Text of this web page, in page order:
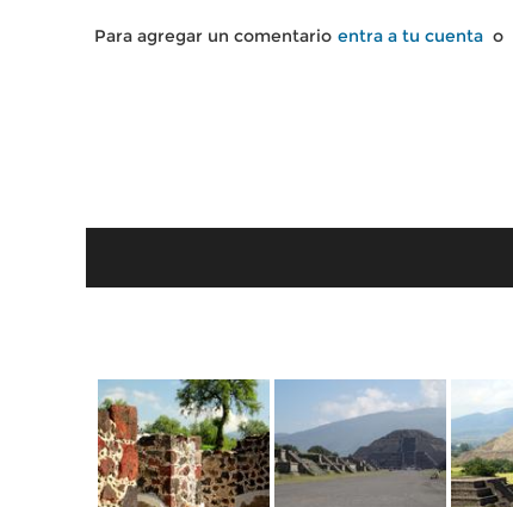
Para agregar un comentario entra a tu cuenta o